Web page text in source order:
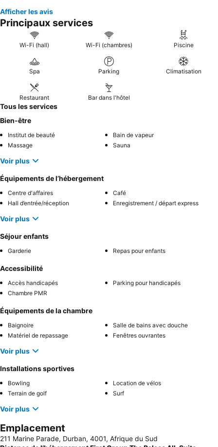
Afficher les avis
Principaux services
Wi-Fi (hall) Wi-Fi (chambres) Piscine
Spa Parking Climatisation
Restaurant Bar dans l'hôtel
Tous les services
Bien-être
Institut de beauté
Bain de vapeur
Massage
Sauna
Voir plus
Équipements de l’hébergement
Centre d'affaires
Café
Hall d’entrée/réception
Enregistrement / départ express
Voir plus
Séjour enfants
Garderie Repas pour enfants
Accessibilité
Accès handicapés
Parking pour handicapés
Chambre PMR
Équipements de la chambre
Baignoire
Salle de bains avec douche
Matériel de repassage
Fenêtres ouvrantes
Voir plus
Installations sportives
Bowling
Location de vélos
Terrain de golf
Surf
Voir plus
Emplacement
211 Marine Parade, Durban, 4001, Afrique du Sud